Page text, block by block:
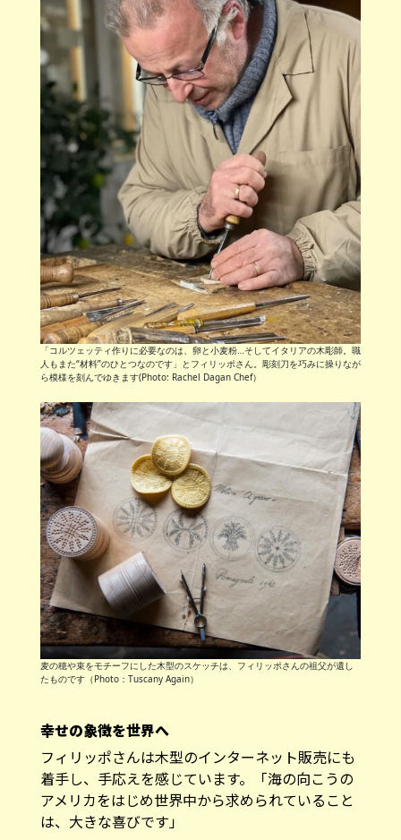
「コルツェッティ作りに必要なのは、卵と小麦粉…そしてイタリアの木彫師。職
人もまた“材料”のひとつなのです」とフィリッポさん。彫刻刀を巧みに操りなが
ら模様を刻んでゆきます(Photo: Rachel Dagan Chef）
麦の穂や束をモチーフにした木型のスケッチは、フィリッポさんの祖父が遺し
たものです（Photo：Tuscany Again）
幸せの象徴を世界へ
フィリッポさんは木型のインターネット販売にも
着手し、手応えを感じています。「海の向こうの
アメリカをはじめ世界中から求められていること
は、大きな喜びです」